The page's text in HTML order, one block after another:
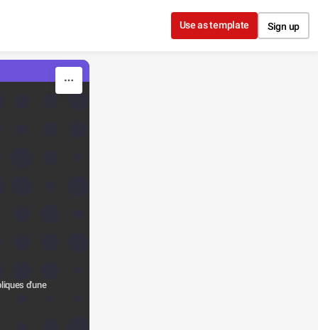
Use as template Sign up
d'une